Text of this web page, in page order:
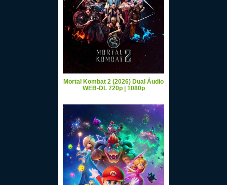
Mortal Kombat 2 (2026) Dual Áudio
WEB-DL 720p | 1080p